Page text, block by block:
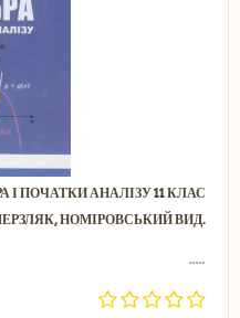
І ПОЧАТКИ АНАЛІЗУ 11 КЛАС
НОМІРОВСЬКИЙ ВИД.
.....